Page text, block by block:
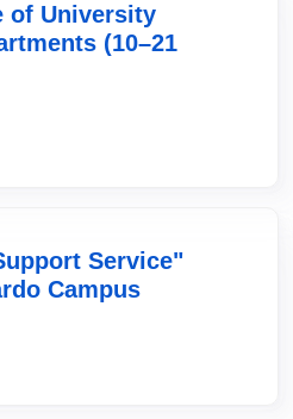
of University
(10–21
Service"
Campus